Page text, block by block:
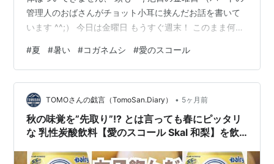
管理人のおばさんがチョット小耳に挟んだお話を書いて
います ^^;） 今日は金曜日 もうすぐ週末！ このまま何事
たが、 なぜだか今日は、厄日のようです… 朝から植栽管
理の植木屋さんが作業に入り、 リフォーム屋さんが入
り、 何だかバタバタしている中 いつもの宅配便のおじさ
んが 「コガネムシ死んでる！ねえ！コガネムシ死んでる
よ！」 って 「あ、はい、今、お掃除しますね」 「そこ
そこ…
#夏 #暑い #コガネムシ #愛のスコール
TOMOさんの戯言（TomoSan.Diary） • 5ヶ月前
秋の味覚を”先取り”!? とは言っても春にピッタリ
な 乳性炭酸飲料【愛のスコール Skal 和梨】を飲